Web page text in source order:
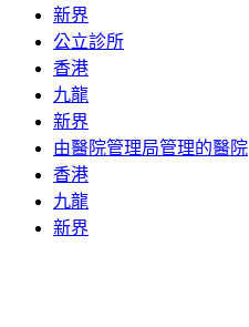
新界
公立診所
香港
九龍
新界
由醫院管理局管理的醫院
香港
九龍
新界